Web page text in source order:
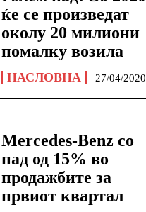
ќе се произведат
околу 20 милиони
помалку возила
НАСЛОВНА 27/04/2020
Mercedes-Benz со
пад од 15% во
продажбите за
првиот квартал